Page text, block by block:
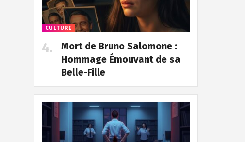
CULTURE
Mort de Bruno Salomone :
Hommage Émouvant de sa
Belle-Fille